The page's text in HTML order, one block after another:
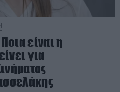
είναι η
για